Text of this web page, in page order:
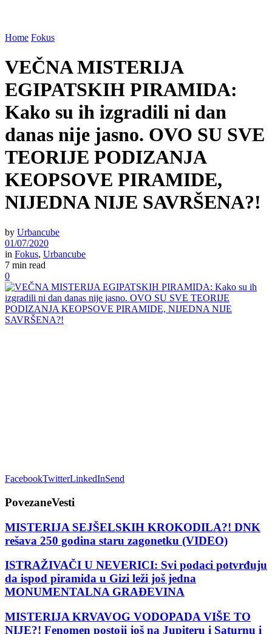
Home Fokus
VEČNA MISTERIJA
EGIPATSKIH PIRAMIDA:
Kako su ih izgradili ni dan
danas nije jasno. OVO SU SVE
TEORIJE PODIZANJA
KEOPSOVE PIRAMIDE,
NIJEDNA NIJE SAVRŠENA?!
by Urbancube
01/07/2020
in Fokus, Urbancube
7 min read
0
FacebookTwitterLinkedInSend
PovezaneVesti
MISTERIJA SEJŠELSKIH KROKODILA?! DNK
rešava 250 godina staru zagonetku (VIDEO)
ISTRAŽIVAČI U NEVERICI: Svi podaci potvrđuju
da ispod piramida u Gizi leži još jedna
MONUMENTALNA GRAĐEVINA
MISTERIJA KRVAVOG VODOPADA VIŠE TO
NIJE?! Fenomen postoji još na Jupiteru i Saturnu i